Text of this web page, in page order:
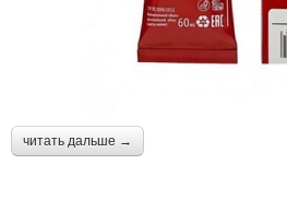
читать дальше →